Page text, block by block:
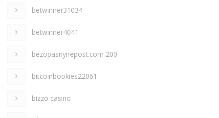
betwinner31034
betwinner4041
bezopasnyirepost.com 200
bitcoinbookies22061
bizzo casino